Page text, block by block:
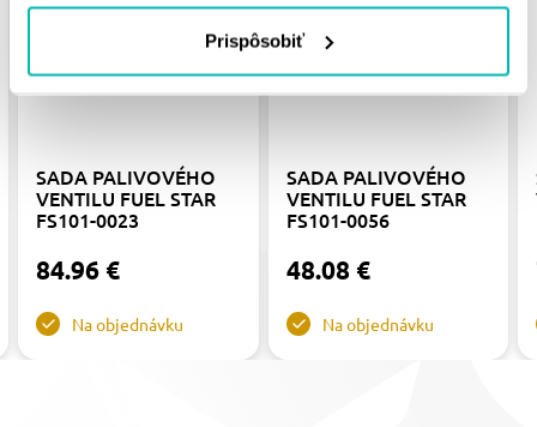
Prispôsobiť
SADA PALIVOVÉHO
VENTILU FUEL STAR
FS101-0023
84.96 €
Na objednávku
SADA PALIVOVÉHO
VENTILU FUEL STAR
FS101-0056
48.08 €
Na objednávku